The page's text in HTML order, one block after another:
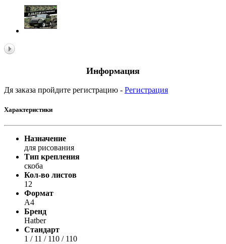
Информация
Дя заказа пройдите регистрацию - Регистрация
Характеристики
Назначение
для рисования
Тип крепления
скоба
Кол-во листов
12
Формат
A4
Бренд
Hatber
Стандарт
1 / 11 / 110 / 110